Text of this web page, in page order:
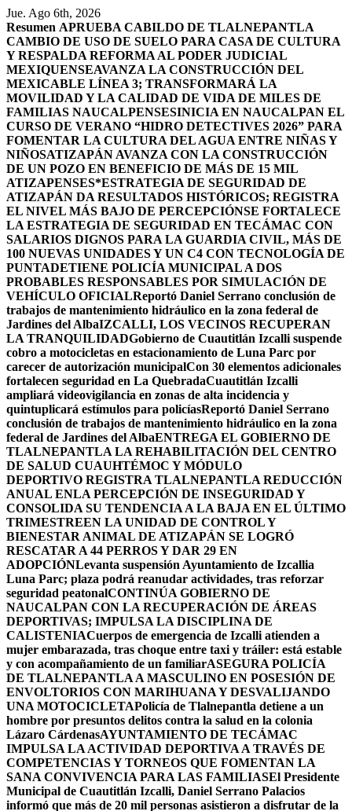
Saltar
al
contenido
Jue. Ago 6th, 2026
Resumen APRUEBA CABILDO DE TLALNEPANTLA
CAMBIO DE USO DE SUELO PARA CASA DE CULTURA
Y RESPALDA REFORMA AL PODER JUDICIAL
MEXIQUENSEAVANZA LA CONSTRUCCIÓN DEL
MEXICABLE LÍNEA 3; TRANSFORMARÁ LA
MOVILIDAD Y LA CALIDAD DE VIDA DE MILES DE
FAMILIAS NAUCALPENSESINICIA EN NAUCALPAN EL
CURSO DE VERANO “HIDRO DETECTIVES 2026” PARA
FOMENTAR LA CULTURA DEL AGUA ENTRE NIÑAS Y
NIÑOSATIZAPÁN AVANZA CON LA CONSTRUCCIÓN
DE UN POZO EN BENEFICIO DE MÁS DE 15 MIL
ATIZAPENSES*ESTRATEGIA DE SEGURIDAD DE
ATIZAPÁN DA RESULTADOS HISTÓRICOS; REGISTRA
EL NIVEL MÁS BAJO DE PERCEPCIÓNSE FORTALECE
LA ESTRATEGIA DE SEGURIDAD EN TECÁMAC CON
SALARIOS DIGNOS PARA LA GUARDIA CIVIL, MÁS DE
100 NUEVAS UNIDADES Y UN C4 CON TECNOLOGÍA DE
PUNTADETIENE POLICÍA MUNICIPAL A DOS
PROBABLES RESPONSABLES POR SIMULACIÓN DE
VEHÍCULO OFICIALReportó Daniel Serrano conclusión de
trabajos de mantenimiento hidráulico en la zona federal de
Jardines del AlbaIZCALLI, LOS VECINOS RECUPERAN
LA TRANQUILIDADGobierno de Cuautitlán Izcalli suspende
cobro a motocicletas en estacionamiento de Luna Parc por
carecer de autorización municipalCon 30 elementos adicionales
fortalecen seguridad en La QuebradaCuautitlán Izcalli
ampliará videovigilancia en zonas de alta incidencia y
quintuplicará estímulos para policíasReportó Daniel Serrano
conclusión de trabajos de mantenimiento hidráulico en la zona
federal de Jardines del AlbaENTREGA EL GOBIERNO DE
TLALNEPANTLA LA REHABILITACIÓN DEL CENTRO
DE SALUD CUAUHTÉMOC Y MÓDULO
DEPORTIVO REGISTRA TLALNEPANTLA REDUCCIÓN
ANUAL ENLA PERCEPCIÓN DE INSEGURIDAD Y
CONSOLIDA SU TENDENCIA A LA BAJA EN EL ÚLTIMO
TRIMESTREEN LA UNIDAD DE CONTROL Y
BIENESTAR ANIMAL DE ATIZAPÁN SE LOGRÓ
RESCATAR A 44 PERROS Y DAR 29 EN
ADOPCIÓNLevanta suspensión Ayuntamiento de Izcallia
Luna Parc; plaza podrá reanudar actividades, tras reforzar
seguridad peatonalCONTINÚA GOBIERNO DE
NAUCALPAN CON LA RECUPERACIÓN DE ÁREAS
DEPORTIVAS; IMPULSA LA DISCIPLINA DE
CALISTENIACuerpos de emergencia de Izcalli atienden a
mujer embarazada, tras choque entre taxi y tráiler: está estable
y con acompañamiento de un familiarASEGURA POLICÍA
DE TLALNEPANTLA A MASCULINO EN POSESIÓN DE
ENVOLTORIOS CON MARIHUANA Y DESVALIJANDO
UNA MOTOCICLETAPolicía de Tlalnepantla detiene a un
hombre por presuntos delitos contra la salud en la colonia
Lázaro CárdenasAYUNTAMIENTO DE TECÁMAC
IMPULSA LA ACTIVIDAD DEPORTIVA A TRAVÉS DE
COMPETENCIAS Y TORNEOS QUE FOMENTAN LA
SANA CONVIVENCIA PARA LAS FAMILIASEl Presidente
Municipal de Cuautitlán Izcalli, Daniel Serrano Palacios
informó que más de 20 mil personas asistieron a disfrutar de la